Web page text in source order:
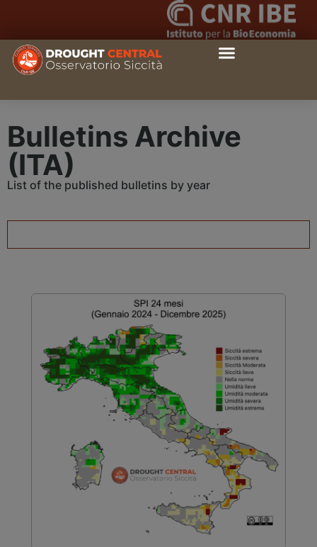
Bulletins Archive
(ITA)
List of the published bulletins by year